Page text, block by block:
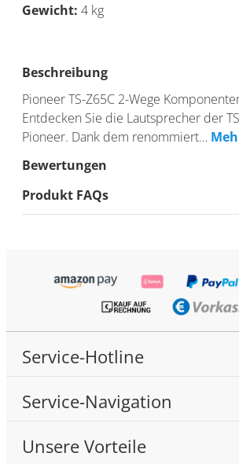
Gewicht: 4 kg
Beschreibung
Pioneer TS-Z65C 2-Wege
Entdecken Sie die Lautsprecher der
Pioneer. Dank dem renommiert…
Bewertungen
Produkt FAQs
Service-Hotline
Service-Navigation
Unsere Vorteile